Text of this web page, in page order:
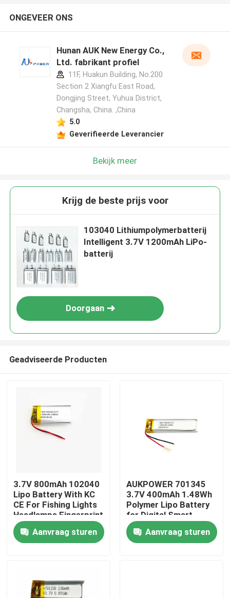
Thuis
Video's
ONGEVEER ONS
Hunan AUK New Energy Co.,
Ltd. fabrikant profiel
11F, Huakun Building, No.200
Section 2 Xiangfu East Road,
Dongjing Street, Yuhua District,
Changsha, China. ,China
5.0
Geverifieerde Leverancier
Bekijk meer
Krijg de beste prijs voor
103040 Lithiumpolymerbatterij
Intelligent 3.7V 1200mAh LiPo-
batterij
Doorgaan
Geadviseerde Producten
3.7V 800mAh 102040
Lipo Battery With KC
CE For Fishing Lights
Headlamps Fingerprint
Locks Beauty Devices
And Microphones
Aanvraag sturen
AUKPOWER 701345
3.7V 400mAh 1.48Wh
Polymer Lipo Battery
for Digital Smart
Speakers Bluetooth
Earphones and Facial
Cleansing Devices
Aanvraag sturen